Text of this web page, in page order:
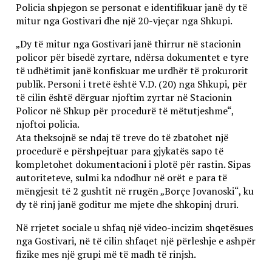
Policia shpjegon se personat e identifikuar janë dy të
mitur nga Gostivari dhe një 20-vjeçar nga Shkupi.
„Dy të mitur nga Gostivari janë thirrur në stacionin
policor për bisedë zyrtare, ndërsa dokumentet e tyre
të udhëtimit janë konfiskuar me urdhër të prokurorit
publik. Personi i tretë është V.D. (20) nga Shkupi, për
të cilin është dërguar njoftim zyrtar në Stacionin
Policor në Shkup për procedurë të mëtutjeshme“,
njoftoi policia.
Ata theksojnë se ndaj të treve do të zbatohet një
procedurë e përshpejtuar para gjykatës sapo të
kompletohet dokumentacioni i plotë për rastin. Sipas
autoriteteve, sulmi ka ndodhur në orët e para të
mëngjesit të 2 gushtit në rrugën „Borçe Jovanoski“, ku
dy të rinj janë goditur me mjete dhe shkopinj druri.
Në rrjetet sociale u shfaq një video-incizim shqetësues
nga Gostivari, në të cilin shfaqet një përleshje e ashpër
fizike mes një grupi më të madh të rinjsh.